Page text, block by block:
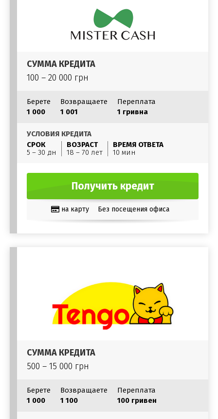
СУММА КРЕДИТА
100 – 20 000 грн
Берете
1 000
Возвращаете
1 001
Переплата
1 гривна
УСЛОВИЯ КРЕДИТА
СРОК
5 – 30 дн
ВОЗРАСТ
18 – 70 лет
ВРЕМЯ ОТВЕТА
10 мин
Получить кредит
на карту Без посещения офиса
СУММА КРЕДИТА
500 – 15 000 грн
Берете
1 000
Возвращаете
1 100
Переплата
100 гривен